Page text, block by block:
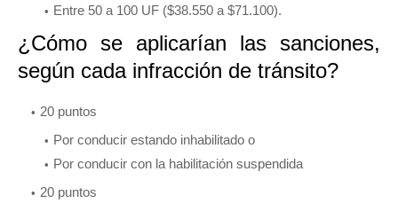
Entre 50 a 100 UF ($38.550 a $71.100).
¿Cómo se aplicarían las sanciones,
según cada infracción de tránsito?
20 puntos
Por conducir estando inhabilitado o
Por conducir con la habilitación suspendida
20 puntos